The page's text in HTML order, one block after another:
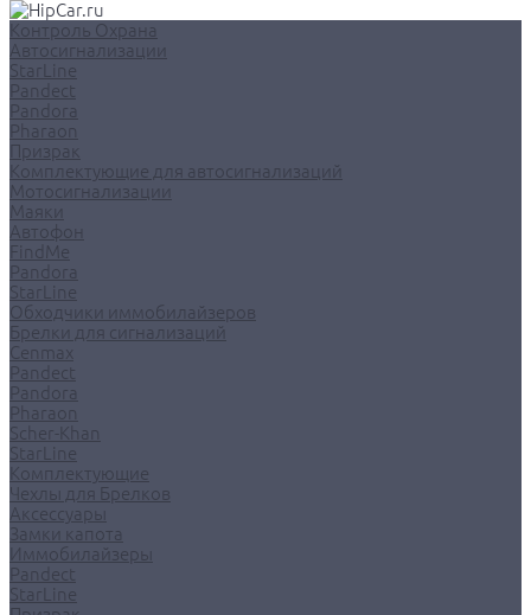
Контроль Охрана
Автосигнализации
StarLine
Pandect
Pandora
Pharaon
Призрак
Комплектующие для автосигнализаций
Мотосигнализации
Маяки
Автофон
FindMe
Pandora
StarLine
Обходчики иммобилайзеров
Брелки для сигнализаций
Cenmax
Pandect
Pandora
Pharaon
Scher-Khan
StarLine
Комплектующие
Чехлы для Брелков
Аксессуары
Замки капота
Иммобилайзеры
Pandect
StarLine